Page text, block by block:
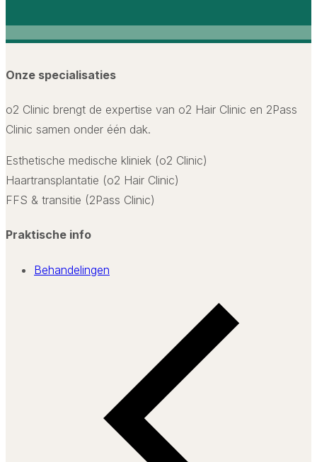
Onze specialisaties
o2 Clinic brengt de expertise van o2 Hair Clinic en 2Pass
Clinic samen onder één dak.
Esthetische medische kliniek (o2 Clinic)
Haartransplantatie (o2 Hair Clinic)
FFS & transitie (2Pass Clinic)
Praktische info
Behandelingen